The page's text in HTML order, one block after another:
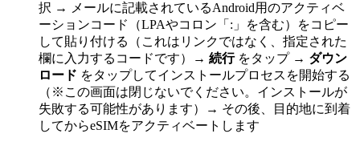
択 → メールに記載されているAndroid用のアクティベ
ーションコード（LPAやコロン「:」を含む）をコピー
して貼り付ける（これはリンクではなく、指定された
欄に入力するコードです）→ 続行をタップ → ダウン
ロード をタップしてインストールプロセスを開始する
（※この画面は閉じないでください。インストールが
失敗する可能性があります）→ その後、目的地に到着
してからeSIMをアクティベートします